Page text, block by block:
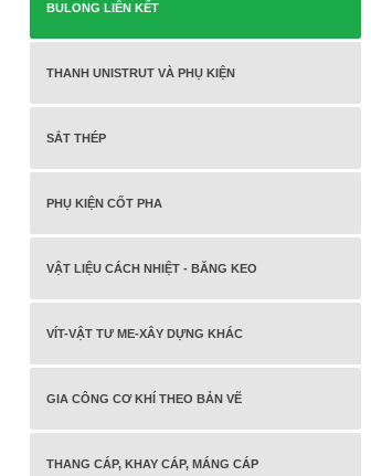
BULONG LIÊN KẾT
THANH UNISTRUT VÀ PHỤ KIỆN
SẮT THÉP
PHỤ KIỆN CỐT PHA
VẬT LIỆU CÁCH NHIỆT - BĂNG KEO
VÍT-VẬT TƯ ME-XÂY DỰNG KHÁC
GIA CÔNG CƠ KHÍ THEO BẢN VẼ
THANG CÁP, KHAY CÁP, MÁNG CÁP